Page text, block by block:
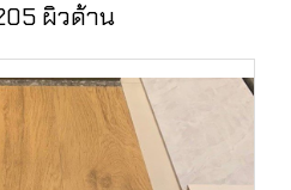
ผิวด้าน